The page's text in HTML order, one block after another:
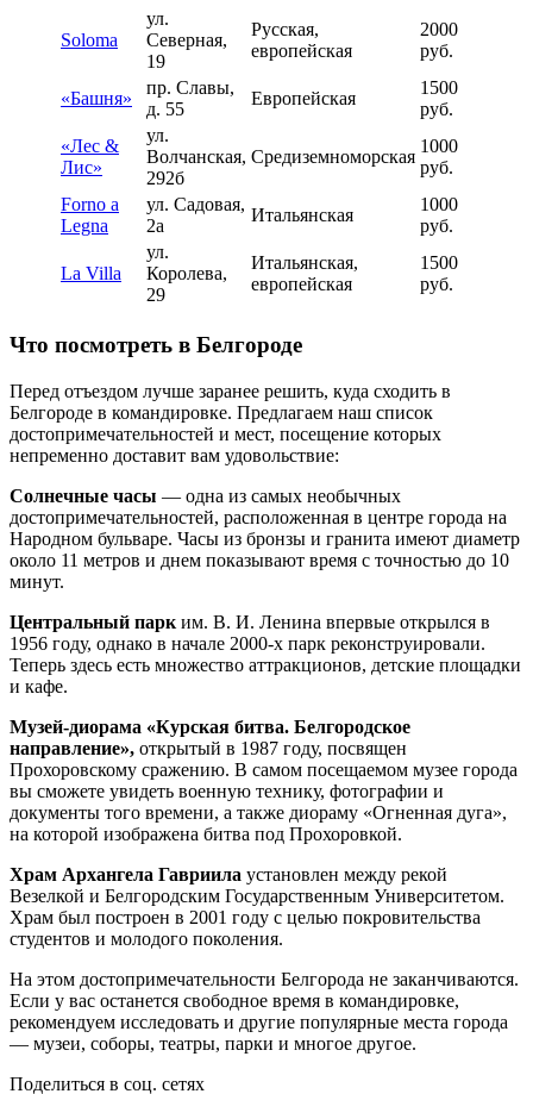
Soloma
ул.
Северная,
19
Русская,
европейская
2000
руб.
«Башня»
пр. Славы,
д. 55
Европейская
1500
руб.
«Лес &
Лис»
ул.
Волчанская,
292б
Средиземноморская
1000
руб.
Forno a
Legna
ул. Садовая,
2а
Итальянская
1000
руб.
La Villa
ул.
Королева,
29
Итальянская,
европейская
1500
руб.
Что посмотреть в Белгороде
Перед отъездом лучше заранее решить, куда сходить в
Белгороде в командировке. Предлагаем наш список
достопримечательностей и мест, посещение которых
непременно доставит вам удовольствие:
Солнечные часы — одна из самых необычных
достопримечательностей, расположенная в центре города на
Народном бульваре. Часы из бронзы и гранита имеют диаметр
около 11 метров и днем показывают время с точностью до 10
минут.
Центральный парк им. В. И. Ленина впервые открылся в
1956 году, однако в начале 2000-х парк реконструировали.
Теперь здесь есть множество аттракционов, детские площадки
и кафе.
Музей-диорама «Курская битва. Белгородское
направление», открытый в 1987 году, посвящен
Прохоровскому сражению. В самом посещаемом музее города
вы сможете увидеть военную технику, фотографии и
документы того времени, а также диораму «Огненная дуга»,
на которой изображена битва под Прохоровкой.
Храм Архангела Гавриила установлен между рекой
Везелкой и Белгородским Государственным Университетом.
Храм был построен в 2001 году с целью покровительства
студентов и молодого поколения.
На этом достопримечательности Белгорода не заканчиваются.
Если у вас останется свободное время в командировке,
рекомендуем исследовать и другие популярные места города
— музеи, соборы, театры, парки и многое другое.
Поделиться в соц. сетях